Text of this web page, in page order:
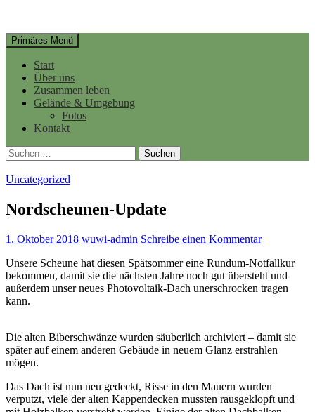
Suchen
Primäres Menü
zum
Start
Über uns
Zusammen leben
Gelände & Umgebung
Fotos
Kontakt
Suchen
nach:
Uncategorized
Nordscheunen-Update
1. Oktober 2018 wuwi-admin Schreibe einen Kommentar
Unsere Scheune hat diesen Spätsommer eine Rundum-Notfallkur
bekommen, damit sie die nächsten Jahre noch gut übersteht und
außerdem unser neues Photovoltaik-Dach unerschrocken tragen
kann.
Die alten Biberschwänze wurden säuberlich archiviert – damit sie
später auf einem anderen Gebäude in neuem Glanz erstrahlen
mögen.
Das Dach ist nun neu gedeckt, Risse in den Mauern wurden
verputzt, viele der alten Kappendecken mussten rausgeklopft und